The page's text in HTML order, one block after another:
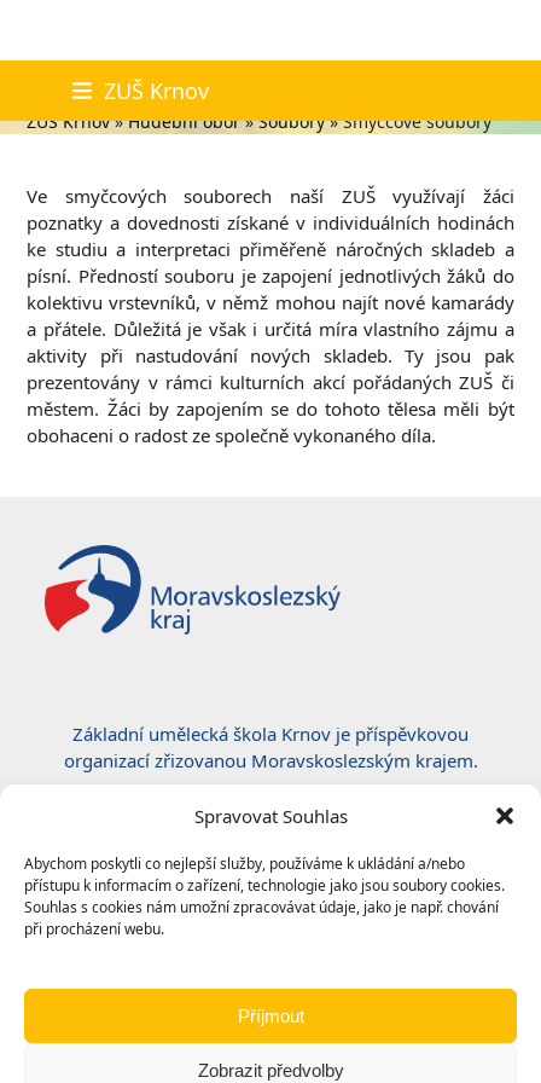
Spravovat Souhlas
Abychom poskytli co nejlepší služby, používáme k ukládání a/nebo
přístupu k informacím o zařízení, technologie jako jsou soubory cookies.
Souhlas s cookies nám umožní zpracovávat údaje, jako je např. chování
při procházení webu.
Příjmout
Zobrazit předvolby
content
ZUŠ Krnov
Smyčcové soubory
ZUŠ Krnov»Hudební obor»Soubory»Smyčcové soubory
Ve smyčcových souborech naší ZUŠ využívají žáci
poznatky a dovednosti získané v individuálních hodinách
ke studiu a interpretaci přiměřeně náročných skladeb a
písní. Předností souboru je zapojení jednotlivých žáků do
kolektivu vrstevníků, v němž mohou najít nové kamarády
a přátele. Důležitá je však i určitá míra vlastního zájmu a
aktivity při nastudování nových skladeb. Ty jsou pak
prezentovány v rámci kulturních akcí pořádaných ZUŠ či
městem. Žáci by zapojením se do tohoto tělesa měli být
obohaceni o radost ze společně vykonaného díla.
Základní umělecká škola Krnov je příspěvkovou
organizací zřizovanou Moravskoslezským krajem.
Certifikace ČSN EN ISO 50001:2019